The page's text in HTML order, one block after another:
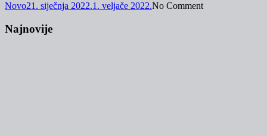
Novo21. siječnja 2022.1. veljače 2022.No Comment
Najnovije